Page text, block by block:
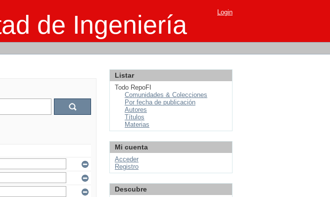
de Ingeniería Login
Listar
Todo RepoFI
Comunidades & Colecciones
Por fecha de publicación
Autores
Títulos
Materias
Mi cuenta
Acceder
Registro
Descubre